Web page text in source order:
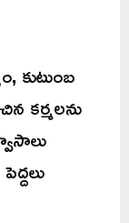
కుటుంబ
కర్మలను